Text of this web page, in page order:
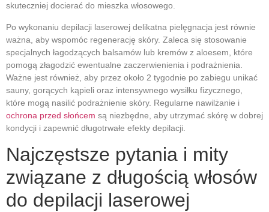
skuteczniej docierać do mieszka włosowego.
Po wykonaniu depilacji laserowej delikatna pielęgnacja jest równie
ważna, aby wspomóc regenerację skóry. Zaleca się stosowanie
specjalnych łagodzących balsamów lub kremów z aloesem, które
pomogą złagodzić ewentualne zaczerwienienia i podrażnienia.
Ważne jest również, aby przez około 2 tygodnie po zabiegu unikać
sauny, gorących kąpieli oraz intensywnego wysiłku fizycznego,
które mogą nasilić podrażnienie skóry. Regularne nawilżanie i
ochrona przed słońcem są niezbędne, aby utrzymać skórę w dobrej
kondycji i zapewnić długotrwałe efekty depilacji.
Najczęstsze pytania i mity
związane z długością włosów
do depilacji laserowej